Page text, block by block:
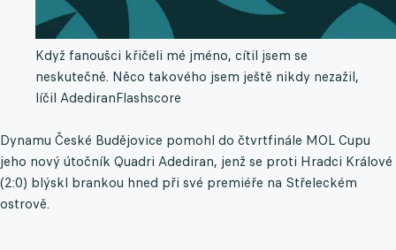
Když fanoušci křičeli mé jméno, cítil jsem se
neskutečně. Něco takového jsem ještě nikdy nezažil,
líčil AdediranFlashscore
Dynamu České Budějovice pomohl do čtvrtfinále MOL Cupu
jeho nový útočník Quadri Adediran, jenž se proti Hradci Králové
(2:0) blýskl brankou hned při své premiéře na Střeleckém
ostrově.